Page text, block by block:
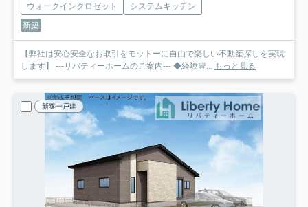
ウォークインクロゼット
システムキッチン
新築
【弊社は安心安全なお取引をモットーに自由で楽しい不動産探しを実現
します】 ---リバティーホームのご案内--- ◆経験豊...
もっと見る
新築一戸建